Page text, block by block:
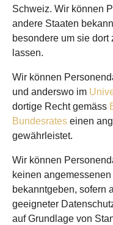
Schweiz. Wir können
andere Staaten
besondere um sie
lassen.
Wir können
und anderswo im
dortige Recht gemäss
Bundes­rates einen
gewährleistet.
Wir können
keinen
bekannt­geben, sofern
geeigneter
auf Grund­lage von